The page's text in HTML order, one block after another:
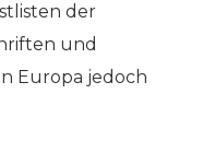
der
und
Europa jedoch